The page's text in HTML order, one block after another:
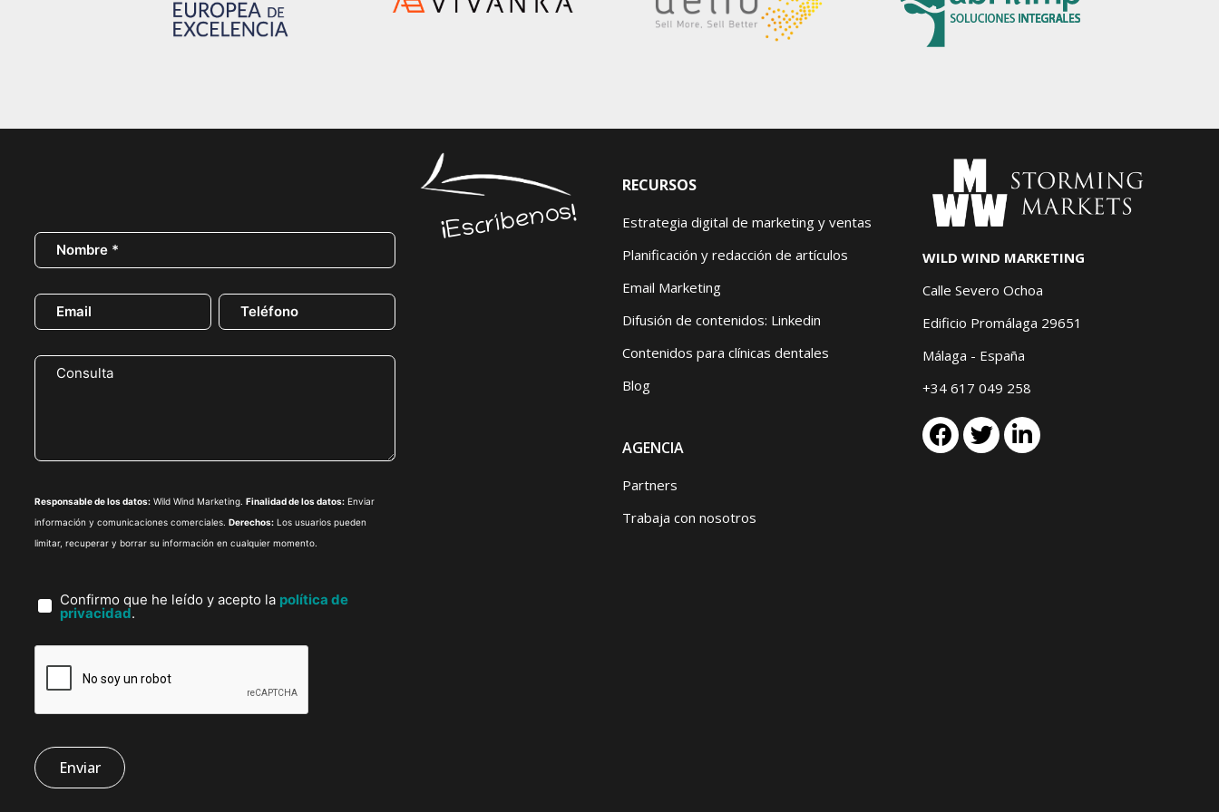
Responsable de los datos: Wild Wind Marketing. Finalidad de los datos: Enviar
información y comunicaciones comerciales. Derechos: Los usuarios pueden
limitar, recuperar y borrar su información en cualquier momento.
Confirmo que he leído y acepto la política de
privacidad.
¡Escríbenos!
RECURSOS
Estrategia digital de marketing y ventas
Planificación y redacción de artículos
Email Marketing
Difusión de contenidos: Linkedin
Contenidos para clínicas dentales
Blog
AGENCIA
Partners
Trabaja con nosotros
WILD WIND MARKETING
Calle Severo Ochoa
Edificio Promálaga 29651
Málaga - España
+34 617 049 258